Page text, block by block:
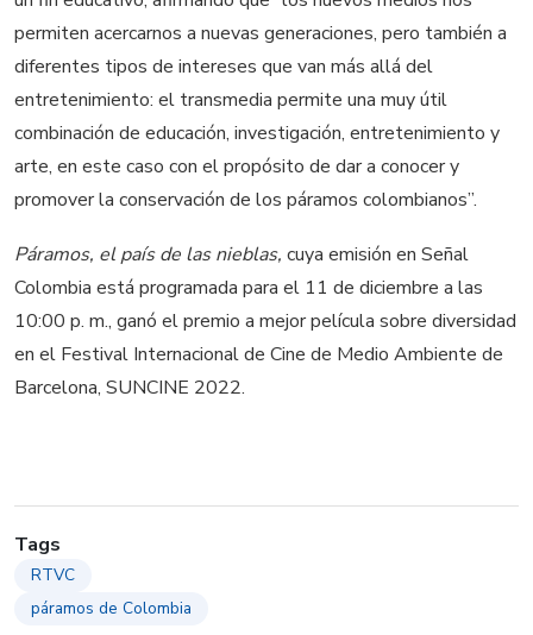
permiten acercarnos a nuevas generaciones, pero también a
diferentes tipos de intereses que van más allá del
entretenimiento: el transmedia permite una muy útil
combinación de educación, investigación, entretenimiento y
arte, en este caso con el propósito de dar a conocer y
promover la conservación de los páramos colombianos”.
Páramos, el país de las nieblas, cuya emisión en Señal
Colombia está programada para el 11 de diciembre a las
10:00 p. m., ganó el premio a mejor película sobre diversidad
en el Festival Internacional de Cine de Medio Ambiente de
Barcelona, SUNCINE 2022.
Tags
RTVC
páramos de Colombia